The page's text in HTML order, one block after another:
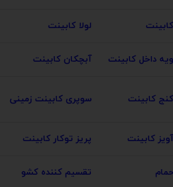
لولا کابینت
داخل کابینت آبچکان کابینت
کابینت سوپری کابینت زمینی
کابینت پریز توکار کابینت
تقسیم کننده کشو